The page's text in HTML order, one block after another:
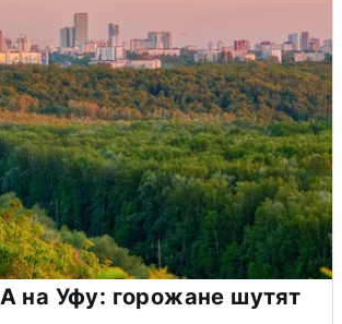
на Уфу: горожане шутят